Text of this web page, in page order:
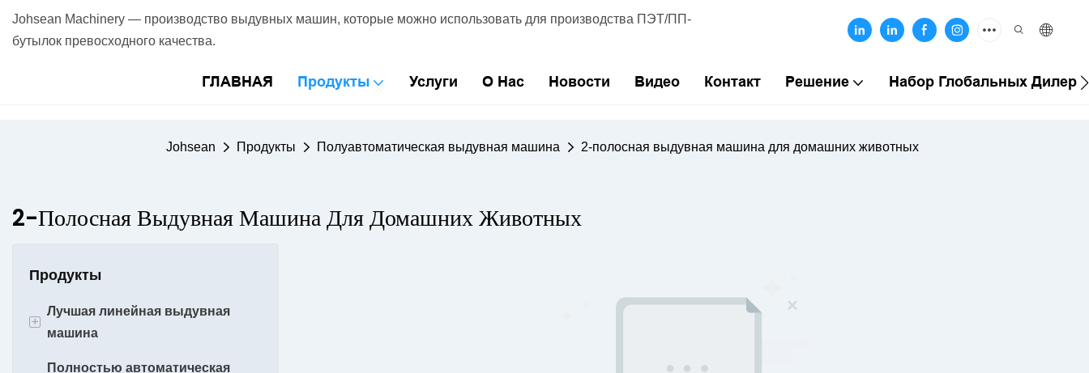
Johsean Machinery — производство выдувных машин, которые можно использовать для производства ПЭТ/ПП-
бутылок превосходного качества.
ГЛАВНАЯ Продукты Услуги О Нас Новости Видео Контакт Решение Набор Глобальных
Johsean Продукты Полуавтоматическая выдувная машина 2-полосная выдувная машина для домашних животных
2-Полосная Выдувная Машина Для Домашних Животных
Продукты
+
Лучшая линейная выдувная
машина
Машина для формования
Полностью автоматическая